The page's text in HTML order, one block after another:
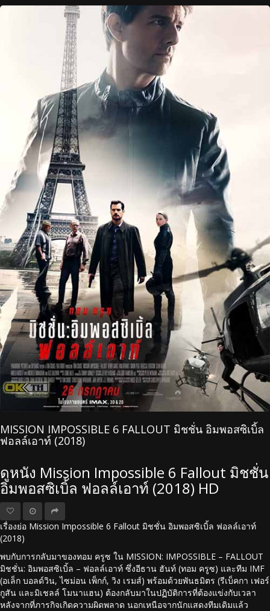
MISSION IMPOSSIBLE 6 FALLOUT มิชชั่น อิมพอสซิเบิ้ล
ฟอลล์เอาท์ (2018)
ดูหนัง Mission Impossible 6 Fallout มิชชั่น
อิมพอสซิเบิ้ล ฟอลล์เอาท์ (2018) HD
เรื่องย่อ Mission Impossible 6 Fallout มิชชั่น อิมพอสซิเบิ้ล ฟอลล์เอาท์
(2018)
พบกับการกลับมาของทอม ครูซ ใน MISSION: IMPOSSIBLE – FALLOUT
มิชชั่น: อิมพอสซิเบิ้ล – ฟอลล์เอาท์ ซึ่งอีธาน ฮันท์ (ทอม ครูซ) และทีม IMF
(อเล็ก บอลด์วิน, ไซม่อน เพ็กก์, วิง เรมส์) พร้อมด้วยพันธมิตร (รีเบ็คกา เฟอร์
กูสัน และมิเชลล์ โมนาแฮน) ต้องกลับมาในปฏิบัติการที่ต้องแข่งกับเวลา
หลังจากที่ภารกิจเกิดความผิดพลาด นอกเหนือจากนักแสดงทีมเดิมแล้ว